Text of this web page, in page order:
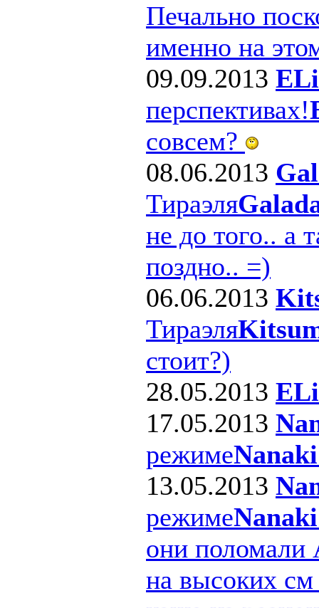
Печально
именно на
09.09.2013 ELi
перспективах!
совсем?
08.06.2013
Тираэля
не до того.. а
поздно.. =)
06.06.2013
Тираэля
стоит?)
28.05.2013 ELi
17.05.2013
режиме
13.05.2013
режиме
они поломали
на высоких